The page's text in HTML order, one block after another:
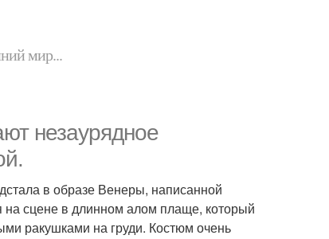
мир...
незаурядное
в образе Венеры, написанной
на сцене в длинном алом плаще, который
ракушками на груди. Костюм очень